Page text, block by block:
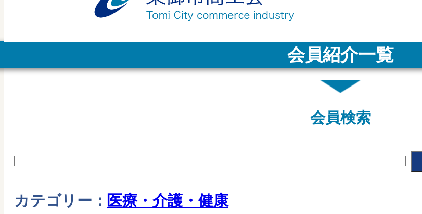
会員紹介一覧
会員検索
カテゴリー： 医療・介護・健康